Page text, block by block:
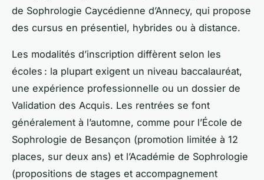
de Sophrologie Caycédienne d’Annecy, qui propose
des cursus en présentiel, hybrides ou à distance.
Les modalités d’inscription diffèrent selon les
écoles : la plupart exigent un niveau baccalauréat,
une expérience professionnelle ou un dossier de
Validation des Acquis. Les rentrées se font
généralement à l’automne, comme pour l’École de
Sophrologie de Besançon (promotion limitée à 12
places, sur deux ans) et l’Académie de Sophrologie
(propositions de stages et accompagnement